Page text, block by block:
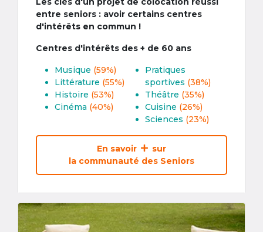
entre seniors : avoir certains centres
d'intérêts en commun !
Centres d'intérêts des + de 60 ans
Musique (59%)
Littérature (55%)
Histoire (53%)
Cinéma (40%)
Pratiques
sportives (38%)
Théâtre (35%)
Cuisine (26%)
Sciences (23%)
En savoir
sur
la communauté des Seniors